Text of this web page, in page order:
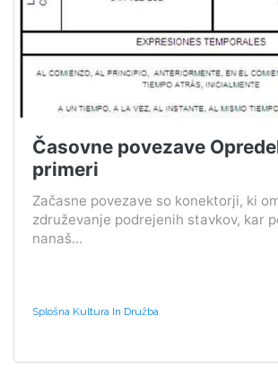
Časovne povezave
primeri
Začasne povezave so konektorji, ki
združevanje podrejenih stavkov, kar
nanaš...
Splošna Kultura In Družba